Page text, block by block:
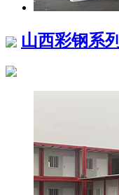
山西彩钢系列